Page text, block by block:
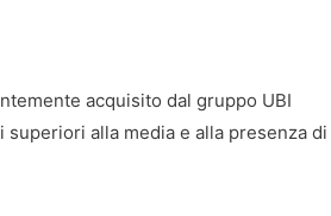
acquisito dal gruppo UBI
alla media e alla presenza di